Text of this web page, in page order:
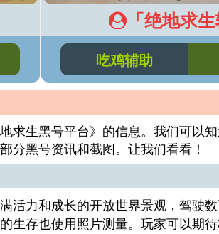
「绝地求生
吃鸡辅助
求生黑号平台》的信息。我们可以
分黑号资讯和截图。让我们看看！
活力和成长的开放世界景观，驾驶
生存也使用照片测量。玩家可以期